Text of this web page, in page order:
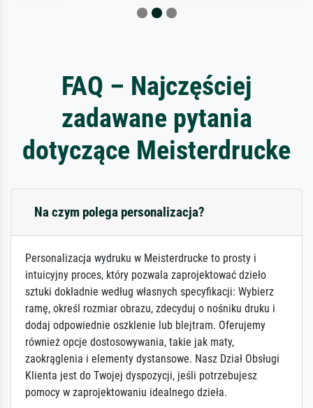
FAQ – Najczęściej
zadawane pytania
dotyczące Meisterdrucke
Na czym polega personalizacja?
Personalizacja wydruku w Meisterdrucke to prosty i
intuicyjny proces, który pozwala zaprojektować dzieło
sztuki dokładnie według własnych specyfikacji: Wybierz
ramę, określ rozmiar obrazu, zdecyduj o nośniku druku i
dodaj odpowiednie oszklenie lub blejtram. Oferujemy
również opcje dostosowywania, takie jak maty,
zaokrąglenia i elementy dystansowe. Nasz Dział Obsługi
Klienta jest do Twojej dyspozycji, jeśli potrzebujesz
pomocy w zaprojektowaniu idealnego dzieła.